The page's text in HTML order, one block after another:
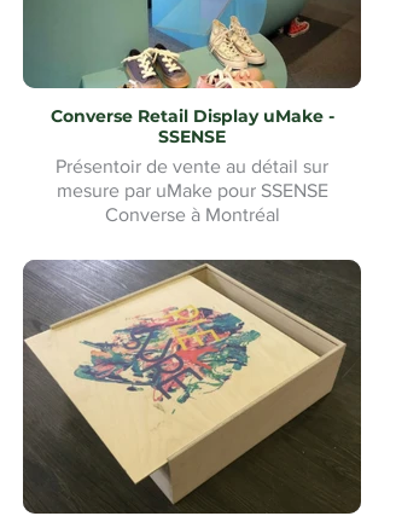
Converse Retail Display uMake -
SSENSE
Présentoir de vente au détail sur
mesure par uMake pour SSENSE
Converse à Montréal